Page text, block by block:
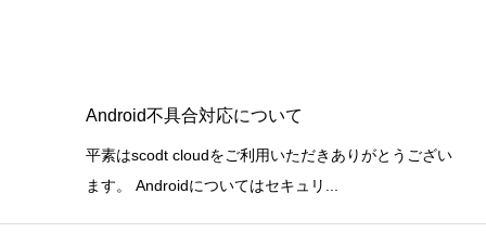
Android不具合対応について
平素はscodt cloudをご利用いただきありがとうござい
ます。 Androidについてはセキュリ...